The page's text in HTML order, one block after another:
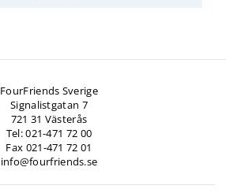
FourFriends Sverige
Signalistgatan 7
721 31 Västerås
Tel: 021-471 72 00
Fax 021-471 72 01
info@fourfriends.se